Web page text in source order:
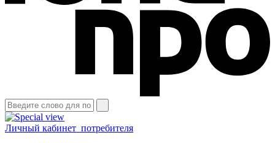
Личный кабинет потребителя